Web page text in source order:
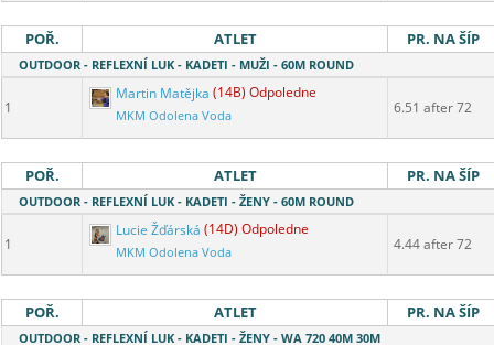
POŘ. ATLET PR. NA ŠÍP
OUTDOOR - REFLEXNÍ LUK - KADETI - MUŽI - 60M ROUND
1
Martin Matějka (14B) Odpoledne
MKM Odolena Voda 6.51 after 72
POŘ. ATLET PR. NA ŠÍP
OUTDOOR - REFLEXNÍ LUK - KADETI - ŽENY - 60M ROUND
1
Lucie Žďárská (14D) Odpoledne
MKM Odolena Voda 4.44 after 72
POŘ. ATLET PR. NA ŠÍP
OUTDOOR - REFLEXNÍ LUK - KADETI - ŽENY - WA 720 40M 30M